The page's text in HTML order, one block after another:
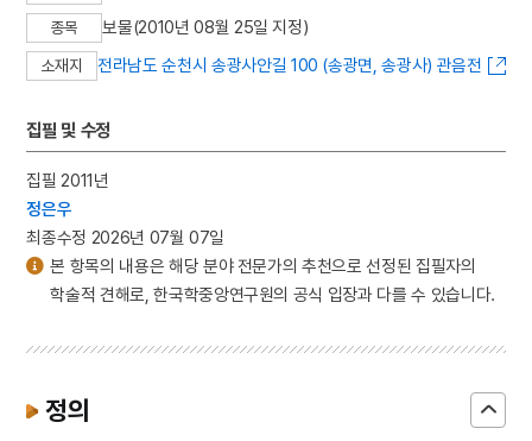
종목 보물(2010년 08월 25일 지정)
소재지 전라남도 순천시 송광사안길 100 (송광면, 송광사) 관음전
집필 및 수정
집필 2011년
정은우
최종수정 2026년 07월 07일
본 항목의 내용은 해당 분야 전문가의 추천으로 선정된 집필자의
학술적 견해로, 한국학중앙연구원의 공식 입장과 다를 수 있습니다.
정의